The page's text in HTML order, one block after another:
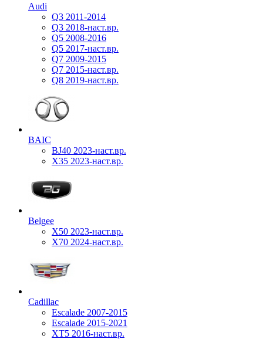
Audi
Q3 2011-2014
Q3 2018-наст.вр.
Q5 2008-2016
Q5 2017-наст.вр.
Q7 2009-2015
Q7 2015-наст.вр.
Q8 2019-наст.вр.
BAIC
BJ40 2023-наст.вр.
X35 2023-наст.вр.
Belgee
X50 2023-наст.вр.
X70 2024-наст.вр.
Cadillac
Escalade 2007-2015
Escalade 2015-2021
XT5 2016-наст.вр.